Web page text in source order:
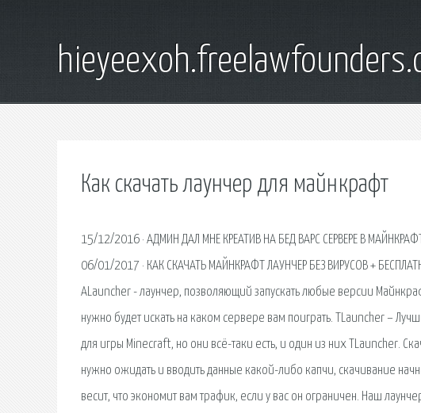
Как скачать лаунчер для майнкрафт
15/12/2016 · АДМИН ДАЛ МНЕ КРЕАТИВ НА БЕД ВАРС СЕРВЕРЕ В
06/01/2017 · КАК СКАЧАТЬ МАЙНКРАФТ ЛАУНЧЕР БЕЗ ВИРУСОВ +
ALauncher - лаунчер, позволяющий запускать любые версии
нужно будет искать на каком сервере вам поиграть. TLauncher –
для игры Minecraft, но они всё-таки есть, и один из них TLauncher.
нужно ожидать и вводить данные какой-либо капчи, скачивание
весит, что экономит вам трафик, если у вас он ограничен. Наш